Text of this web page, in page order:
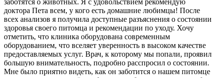
доктора Пета всем, у кого есть домашние любимцы! После
всех анализов я получила доступные разъяснения о состоянии
здоровья своего питомца и рекомендации по уходу. Хочу
отметить, что клиника оборудована современным
оборудованием, что вселяет уверенность в высоком качестве
предоставляемых услуг. Врач, к которому мы попали, проявил
большую внимательность, подробно расспросил о состоянии.
Мне было приятно видеть, как он заботится о нашем питомце